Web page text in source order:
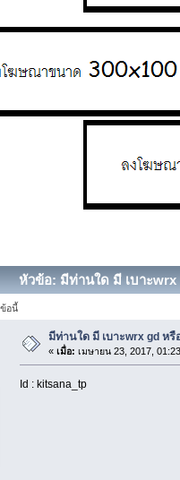
หัวข้อ: มีท่านใด มี เบาะ
อนี้
มีท่านใด มี เบาะwrx gd ห
« เมื่อ: เมษายน 23, 2017,
Id : kitsana_tp